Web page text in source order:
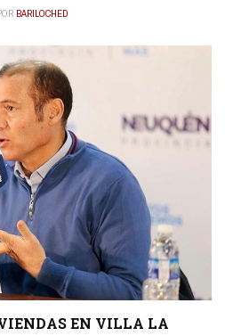
BARILOCHED
EN VILLA LA